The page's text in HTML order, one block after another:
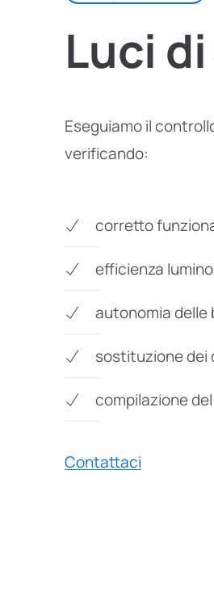
Luci di
Eseguiamo il
verificando:
corretto
efficienza
autonomia delle
sostituzione dei
compilazione
Contattaci